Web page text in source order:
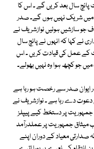
سال بعد کریں گے ۔ اس کا
شریک نہیں ہوں گے۔ صدر
جو سازشیں ہوئیں نوازشریف نے
نے کہا کہ انہوں نے پانچ سال
کے عمل کی قیادت کریں ۔ اس
ایوان صدر سے رخصت ہو رہا ہے
دعوت دے رہا ہے ۔ نوازشریف نے
پر دستخط کیے پیپلز
میثاق جمہوریت پر عملدرآمد
صدارتی معیاد کے دوران اپنے